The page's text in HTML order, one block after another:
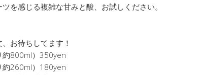
を感じる複雑な甘みと酸、お試しください。
お待ちしてます！
約800ml）350yen
約260ml）180yen